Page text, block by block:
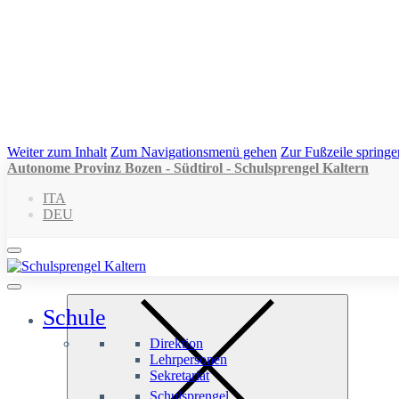
Weiter zum Inhalt Zum Navigationsmenü gehen Zur Fußzeile
Autonome Provinz Bozen - Südtirol - Schulsprengel Kaltern
ITA
DEU
Schule
Direktion
Lehrpersonen
Sekretariat
Schulsprengel